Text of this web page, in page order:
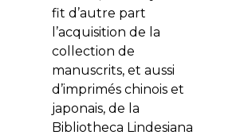
fit d’autre part
l’acquisition de la
collection de
manuscrits, et aussi
d’imprimés chinois et
japonais, de la
Bibliotheca Lindesiana